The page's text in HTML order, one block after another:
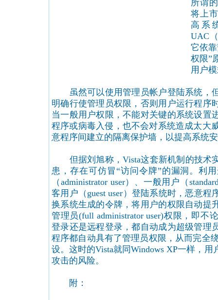
所谓
将上
高系
UAC
它依
权限”
用户
虽然可以使用管理员帐户登陆系统，
明确行使管理员权限，否则用户运行程序
当一般用户权限，不能对关键的系统设置
程序或病毒入侵，也不会对系统造成太大
意程序间建立的隔离保护墙，以提高系统
但据刘旭称，Vista这套新机制的技术
患，存在可仿冒“访问令牌”的漏洞。利
（administrator user）、一般用户（
客用户（guest user）登陆系统时，恶意程
换系统生成的令牌，将用户的权限自动提
管理员(full administrator user)权限，即不
登录还是远程登录，都自动成为超级管理
程序都自动具有了管理员权限，从而完全
设。这时的Vista就同Windows XP一样，
攻击的风险。
附：